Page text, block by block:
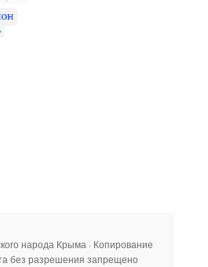
народа Крыма · Копирование
без разрешения запрещено